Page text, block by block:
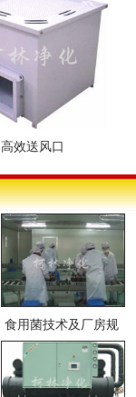
高效送风口
食用菌技术及厂房规
划